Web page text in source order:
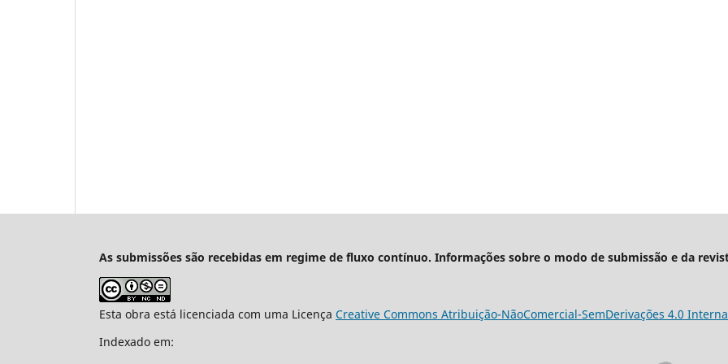
As submissões são recebidas em regime de fluxo contínuo. Informações sobre o modo de submissão e da
Esta obra está licenciada com uma Licença Creative Commons Atribuição-NãoComercial-SemDerivações 4.0
Indexado em: